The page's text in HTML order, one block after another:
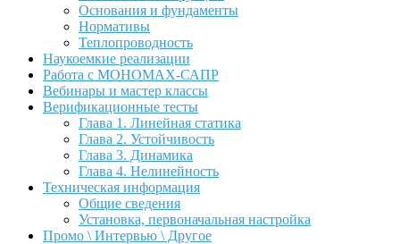
Основания и фундаменты
Нормативы
Теплопроводность
Наукоемкие реализации
Работа с МОНОМАХ-САПР
Вебинары и мастер классы
Верификационные тесты
Глава 1. Линейная статика
Глава 2. Устойчивость
Глава 3. Динамика
Глава 4. Нелинейность
Техническая информация
Общие сведения
Установка, первоначальная настройка
Промо \ Интервью \ Другое